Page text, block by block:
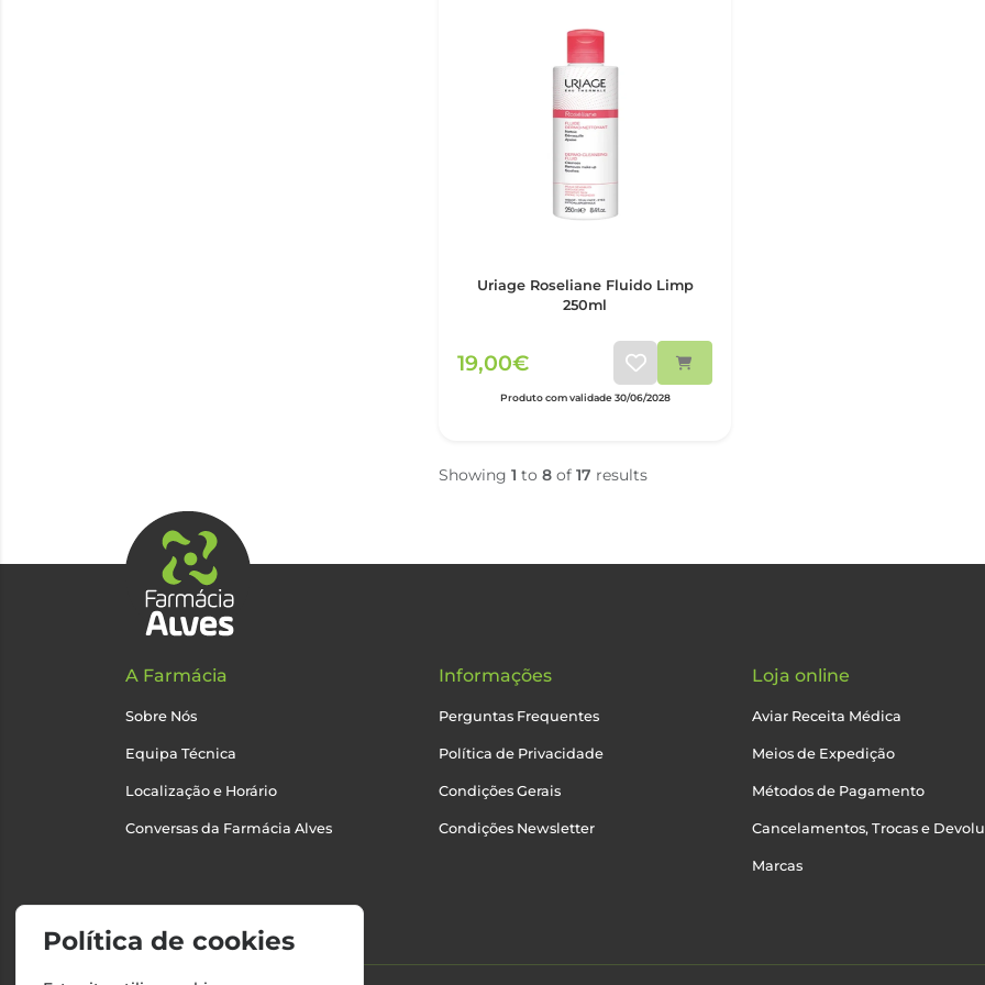
Uriage Roseliane Fluido Limp
250ml
19,00€
Produto com validade 30/06/2028
Showing 1 to 8 of 17 results
A Farmácia
Sobre Nós
Equipa Técnica
Localização e Horário
Conversas da Farmácia Alves
Informações
Perguntas Frequentes
Política de Privacidade
Condições Gerais
Condições Newsletter
Loja online
Aviar Receita Médica
Meios de Expedição
Métodos de Pagamento
Cancelamentos, Trocas e
Marcas
Política de cookies